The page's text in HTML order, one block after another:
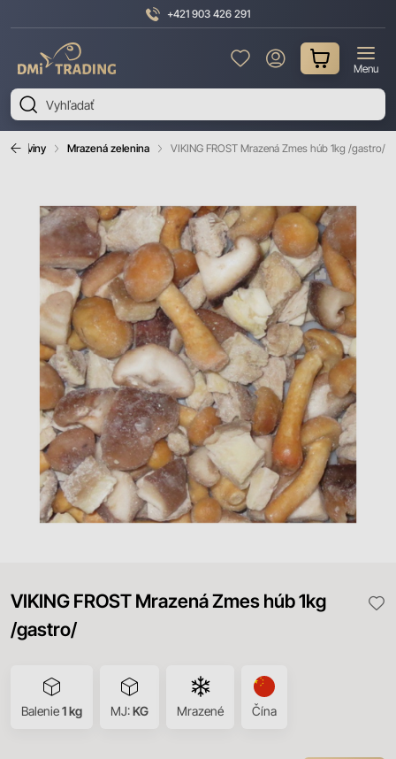
+421 903 426 291
Trading
Menu
potraviny Mrazená zelenina VIKING FROST Mrazená Zmes húb 1kg /gastro/
VIKING FROST Mrazená Zmes húb 1kg
/gastro/
Balenie1 kg MJ:KG Mrazené Čína